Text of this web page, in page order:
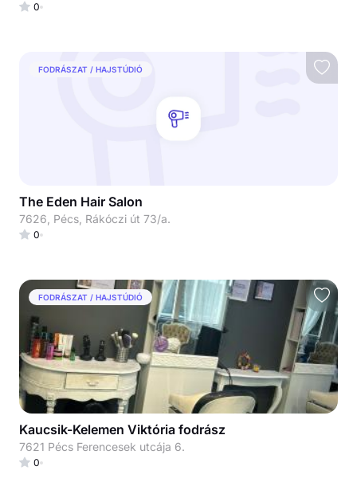
0
FODRÁSZAT / HAJSTÚDIÓ
The Eden Hair Salon
7626, Pécs, Rákóczi út 73/a.
0
FODRÁSZAT / HAJSTÚDIÓ
Kaucsik-Kelemen Viktória fodrász
7621 Pécs Ferencesek utcája 6.
0